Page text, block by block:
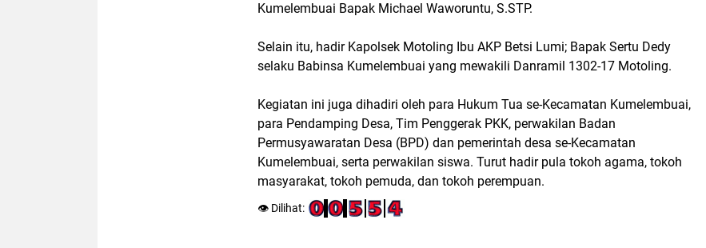
Kumelembuai Bapak Michael Waworuntu, S.STP.
Selain itu, hadir Kapolsek Motoling Ibu AKP Betsi Lumi; Bapak Sertu Dedy
selaku Babinsa Kumelembuai yang mewakili Danramil 1302-17 Motoling.
Kegiatan ini juga dihadiri oleh para Hukum Tua se-Kecamatan Kumelembuai,
para Pendamping Desa, Tim Penggerak PKK, perwakilan Badan
Permusyawaratan Desa (BPD) dan pemerintah desa se-Kecamatan
Kumelembuai, serta perwakilan siswa. Turut hadir pula tokoh agama, tokoh
masyarakat, tokoh pemuda, dan tokoh perempuan.
👁️ Dilihat: